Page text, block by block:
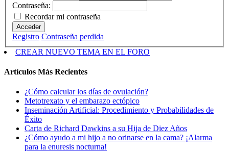
Contraseña:
Recordar mi contraseña
Acceder
Registro Contraseña perdida
CREAR NUEVO TEMA EN EL FORO
Artículos Más Recientes
¿Cómo calcular los días de ovulación?
Metotrexato y el embarazo ectópico
Inseminación Artificial: Procedimiento y Probabilidades de
Éxito
Carta de Richard Dawkins a su Hija de Diez Años
¿Cómo ayudo a mi hijo a no orinarse en la cama? ¡Alarma
para la enuresis nocturna!